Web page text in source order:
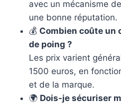
avec un mécanisme
une bonne réputation.
💰 Combien coûte
de poing ?
Les prix varient
1500 euros, en
et de la marque.
🌍 Dois-je sécuriser